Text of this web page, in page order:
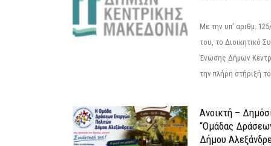
Με την υπ' αριθμ.
του, το Διοικητικό
Ένωσης Δήμων
την πλήρη στήριξή
Ανοικτή –
“Ομάδας
Δήμου